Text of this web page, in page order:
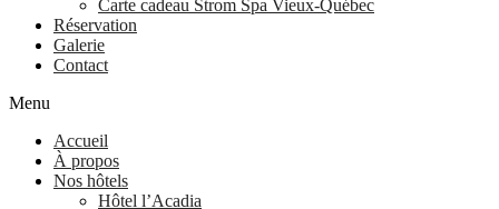
Carte cadeau Strom Spa Vieux-Québec
Réservation
Galerie
Contact
Menu
Accueil
À propos
Nos hôtels
Hôtel l’Acadia